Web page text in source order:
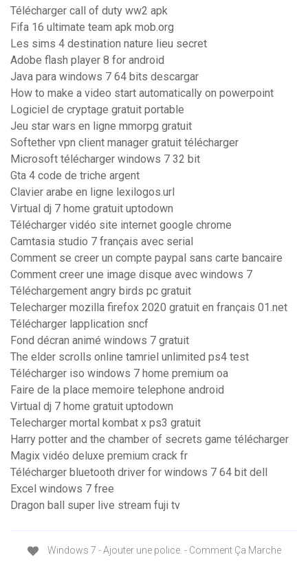
Télécharger call of duty ww2 apk
Fifa 16 ultimate team apk mob.org
Les sims 4 destination nature lieu secret
Adobe flash player 8 for android
Java para windows 7 64 bits descargar
How to make a video start automatically on powerpoint
Logiciel de cryptage gratuit portable
Jeu star wars en ligne mmorpg gratuit
Softether vpn client manager gratuit télécharger
Microsoft télécharger windows 7 32 bit
Gta 4 code de triche argent
Clavier arabe en ligne lexilogos.url
Virtual dj 7 home gratuit uptodown
Télécharger vidéo site internet google chrome
Camtasia studio 7 français avec serial
Comment se creer un compte paypal sans carte bancaire
Comment creer une image disque avec windows 7
Téléchargement angry birds pc gratuit
Telecharger mozilla firefox 2020 gratuit en français 01.net
Télécharger lapplication sncf
Fond décran animé windows 7 gratuit
The elder scrolls online tamriel unlimited ps4 test
Télécharger iso windows 7 home premium oa
Faire de la place memoire telephone android
Virtual dj 7 home gratuit uptodown
Telecharger mortal kombat x ps3 gratuit
Harry potter and the chamber of secrets game télécharger
Magix vidéo deluxe premium crack fr
Télécharger bluetooth driver for windows 7 64 bit dell
Excel windows 7 free
Dragon ball super live stream fuji tv
Windows 7 - Ajouter une police. - Comment Ça Marche